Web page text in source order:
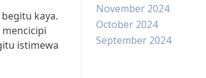
kaya.
istimewa
November 2024
October 2024
September 2024